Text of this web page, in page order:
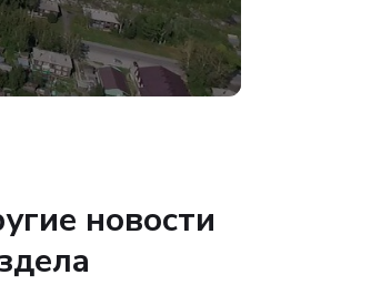
новости